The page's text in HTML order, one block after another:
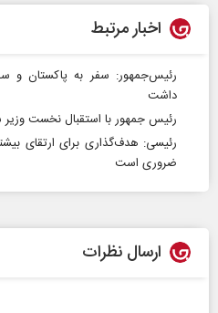
اخبار مرتبط
رئیس‌جمهور: سفر به پاکستان و
داشت
رئیس جمهور با استقبال نخست وزیر
رئیسی: هدف‌گذاری برای ارتقای
ضروری است
ارسال نظرات